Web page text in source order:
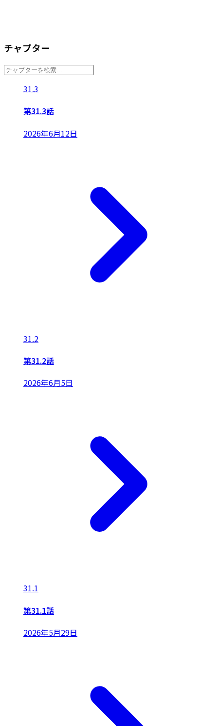
チャプター
31.3
第31.3話
2026年6月12日
31.2
第31.2話
2026年6月5日
31.1
第31.1話
2026年5月29日